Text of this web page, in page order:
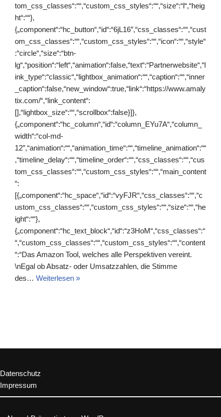
tom_css_classes“:““,“custom_css_styles“:““,“size“:“l“,“heig
ht“:““},
{„component“:“hc_button“,“id“:“6jL16″,“css_classes“:““,“cust
om_css_classes“:““,“custom_css_styles“:““,“icon“:““,“style“
:“circle“,“size“:“btn-
lg“,“position“:“left“,“animation“:false,“text“:“Partnerwebsite“,“l
ink_type“:“classic“,“lightbox_animation“:““,“caption“:““,“inner
_caption“:false,“new_window“:true,“link“:“https://www.amaly
tix.com/“,“link_content“:
[],“lightbox_size“:““,“scrollbox“:false}]},
{„component“:“hc_column“,“id“:“column_EYu7A“,“column_
width“:“col-md-
12″,“animation“:““,“animation_time“:““,“timeline_animation“:““
,“timeline_delay“:““,“timeline_order“:““,“css_classes“:““,“cus
tom_css_classes“:““,“custom_css_styles“:““,“main_content
“:
[{„component“:“hc_space“,“id“:“vyFJR“,“css_classes“:““,“c
ustom_css_classes“:““,“custom_css_styles“:““,“size“:““,“he
ight“:““},
{„component“:“hc_text_block“,“id“:“z3HoM“,“css_classes“:“
“,“custom_css_classes“:““,“custom_css_styles“:““,“content
“:“Das Amazon Tool, welches alle Perspektiven vereint.
\nEgal ob Absatz- oder Umsatzzahlen, die Stimme
des… Weiterlesen »
Datenschutz
Impressum